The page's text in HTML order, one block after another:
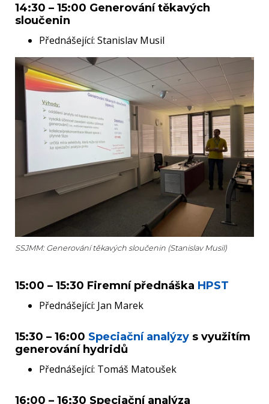
14:30 – 15:00 Generování těkavých
sloučenin
Přednášející: Stanislav Musil
SSJMM: Generování těkavých sloučenin (Stanislav Musil)
15:00 – 15:30 Firemní přednáška HPST
Přednášející: Jan Marek
15:30 – 16:00 Speciační analýzy s využitím
generování hydridů
Přednášející: Tomáš Matoušek
16:00 – 16:30 Speciační analýza